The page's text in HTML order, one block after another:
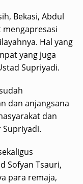
Bekasi, Abdul
mengapresasi
Hal yang
yang juga
Supriyadi.
dan anjangsana
dan
Sofyan Tsauri,
para remaja,